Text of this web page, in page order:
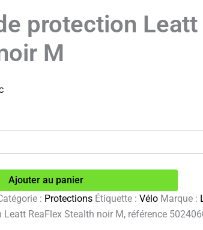
protection Leatt
M
Ajouter au panier
: Protections Étiquette : Vélo Marque :
ReaFlex Stealth noir M, référence